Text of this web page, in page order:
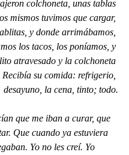
colchoneta, unas tablas
mismos tuvimos que cargar,
y donde arrimábamos,
los tacos, los poníamos, y
atravesado y la colchoneta
Recibía su comida: refrigerio,
desayuno, la cena, tinto; todo.
que me iban a curar, que
Que cuando ya estuviera
Yo no les creí. Yo